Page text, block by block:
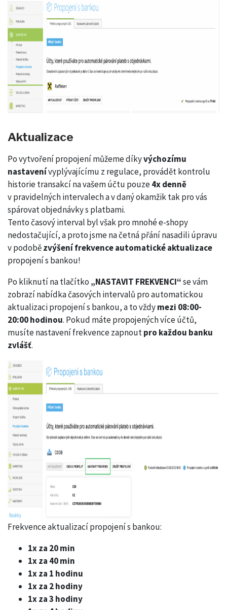
Aktualizace
Po vytvoření propojení můžeme díkyvýchozímu
nastavenívyplývajícímu z regulace, provádět kontrolu
historie transakcí na vašem účtu pouze4x denně
v pravidelných intervalech a v daný okamžik tak pro vás
spárovat objednávky s platbami.
Tento časový interval byl však pro mnohé e-shopy
nedostačující, a proto jsme na četná přání nasadili úpravu
v podobězvýšení frekvence automatické aktualizace
propojení s bankou!
Po kliknutí na tlačítko „NASTAVIT FREKVENCI“se vám
zobrazí nabídka časových intervalů pro automatickou
aktualizaci propojení s bankou, a to vždymezi 08:00-
20:00 hodinou. Pokud máte propojených více účtů,
musíte nastavení frekvence zapnoutpro každou banku
zvlášť.
Frekvence aktualizací propojení s bankou:
1x za 20 min
1x za 40 min
1x za 1 hodinu
1x za 2 hodiny
1x za 3 hodiny